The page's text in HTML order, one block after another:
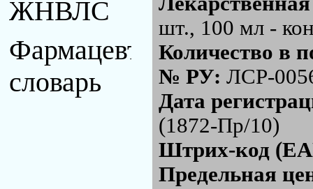
ЖНВЛС
Фармацевтический
словарь
шт., 100 мл -
Количество в
№ РУ:ЛСР-
Дата
(1872-Пр/10)
Штрих-код
Предельная